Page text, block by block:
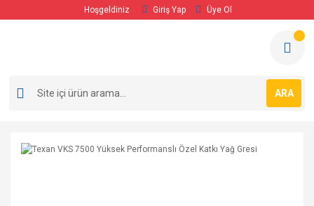
Hoşgeldiniz Giriş Yap Üye Ol
ARA